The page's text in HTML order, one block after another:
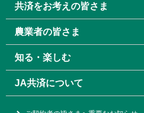
共済をお考えの皆さま
農業者の皆さま
知る・楽しむ
JA共済について